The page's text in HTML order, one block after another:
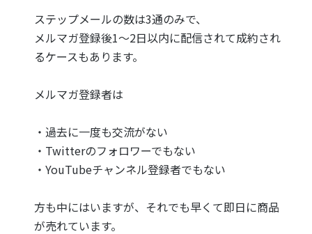
ステップメールの数は3通のみで、
メルマガ登録後1～2日以内に配信されて成約され
るケースもあります。
メルマガ登録者は
・過去に一度も交流がない
・Twitterのフォロワーでもない
・YouTubeチャンネル登録者でもない
方も中にはいますが、それでも早くて即日に商品
が売れています。